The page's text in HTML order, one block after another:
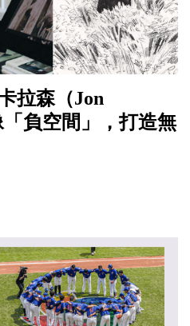
拉森（Jon
負空間」，打造無